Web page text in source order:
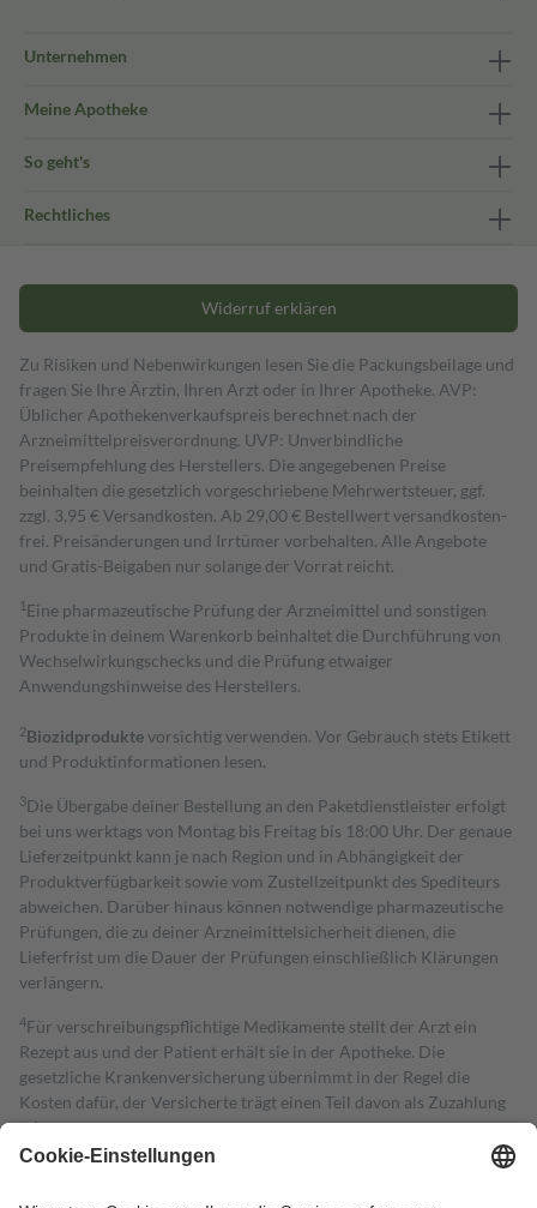
Unternehmen
Meine Apotheke
So geht's
Rechtliches
Widerruf erklären
Zu Risiken und Nebenwirkungen lesen Sie die Packungsbeilage und
fragen Sie Ihre Ärztin, Ihren Arzt oder in Ihrer Apotheke. AVP:
Üblicher Apothekenverkaufspreis berechnet nach der
Arzneimittelpreisverordnung. UVP: Unverbindliche
Preisempfehlung des Herstellers. Die angegebenen Preise
beinhalten die gesetzlich vorgeschriebene Mehrwertsteuer, ggf.
zzgl. 3,95 € Versandkosten. Ab 29,00 € Bestell­wert versand­kosten­
frei. Preisänderungen und Irrtümer vorbehalten. Alle Angebote
und Gratis-Beigaben nur solange der Vorrat reicht.
1 Eine pharmazeutische Prüfung der Arzneimittel und sonstigen
Produkte in deinem Warenkorb beinhaltet die Durchführung von
Wechselwirkungschecks und die Prüfung etwaiger
Anwendungshinweise des Herstellers.
2Biozidproduktevorsichtig verwenden. Vor Gebrauch stets Etikett
und Produktinformationen lesen.
3Die Übergabe deiner Bestellung an den Paketdienstleister erfolgt
bei uns werktags von Montag bis Freitag bis 18:00 Uhr. Der genaue
Lieferzeitpunkt kann je nach Region und in Abhängigkeit der
Produktverfügbarkeit sowie vom Zustellzeitpunkt des Spediteurs
abweichen. Darüber hinaus können notwendige pharmazeutische
Prüfungen, die zu deiner Arzneimittelsicherheit dienen, die
Lieferfrist um die Dauer der Prüfungen einschließlich Klärungen
verlängern.
4Für verschreibungspflichtige Medikamente stellt der Arzt ein
Rezept aus und der Patient erhält sie in der Apotheke. Die
gesetzliche Krankenversicherung übernimmt in der Regel die
Kosten dafür, der Versicherte trägt einen Teil davon als Zuzahlung
mit.
Grundsätzlich leisten Mitglieder Zuzahlungen in Höhe von zehn
höchstens zehn Euro.
Es sind jedoch nie mehr als die tatsächlichen